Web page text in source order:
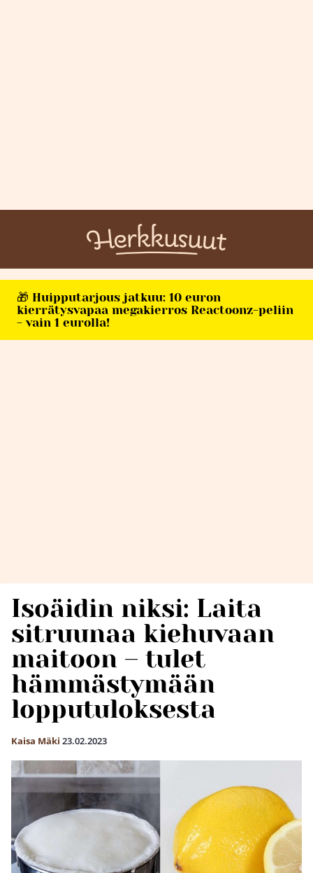
🎁 Huipputarjous jatkuu: 10 euron
kierrätysvapaa megakierros Reactoonz-peliin
- vain 1 eurolla!
Isoäidin niksi: Laita
sitruunaa kiehuvaan
maitoon – tulet
hämmästymään
lopputuloksesta
Kaisa Mäki 23.02.2023